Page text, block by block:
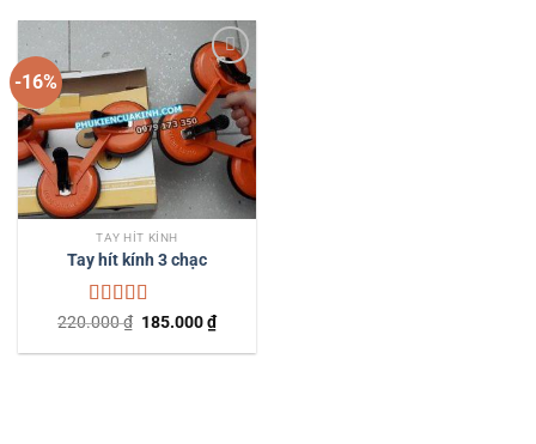
-16%
Add to
wishlist
TAY HÍT KÍNH
Tay hít kính 3 chạc
Được xếp
sao
220.000₫ Giá
là:
185.000₫Giá
hiện
tại